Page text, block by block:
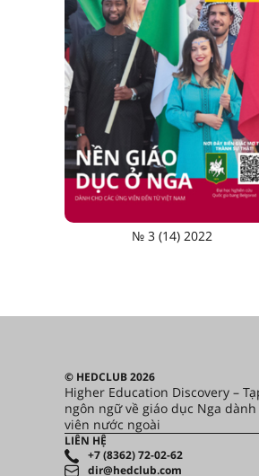
№ 3 (14) 2022
© HEDCLUB 2026
Higher Education Discovery –
ngôn ngữ về giáo dục Nga
viên nước ngoài
LIÊN HỆ
+7 (8362) 72-02-62
dir@hedclub.com